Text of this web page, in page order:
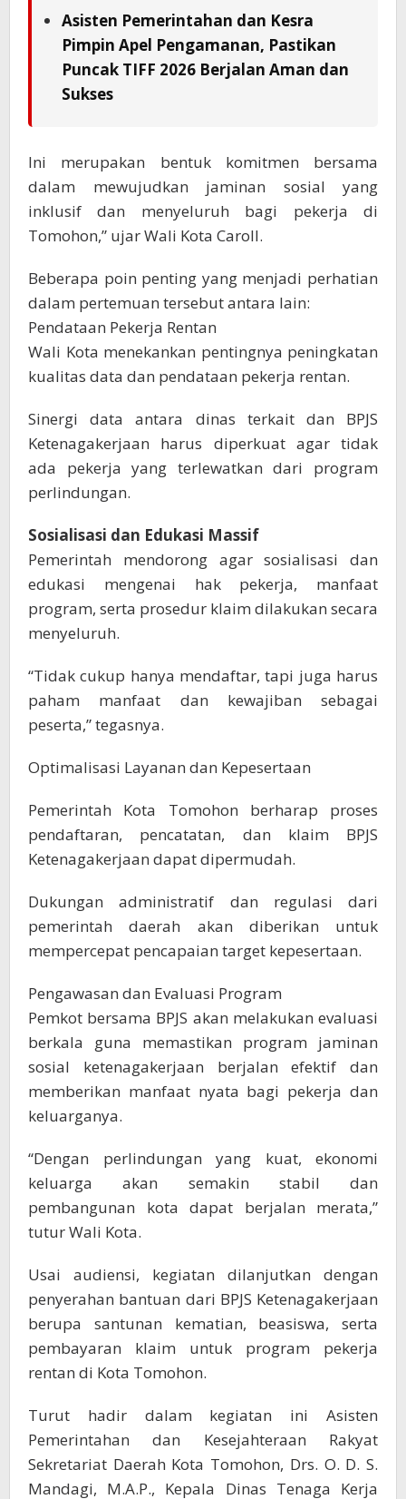
Asisten Pemerintahan dan Kesra
Pimpin Apel Pengamanan, Pastikan
Puncak TIFF 2026 Berjalan Aman dan
Sukses
Ini merupakan bentuk komitmen bersama
dalam mewujudkan jaminan sosial yang
inklusif dan menyeluruh bagi pekerja di
Tomohon,” ujar Wali Kota Caroll.
Beberapa poin penting yang menjadi perhatian
dalam pertemuan tersebut antara lain:
Pendataan Pekerja Rentan
Wali Kota menekankan pentingnya peningkatan
kualitas data dan pendataan pekerja rentan.
Sinergi data antara dinas terkait dan BPJS
Ketenagakerjaan harus diperkuat agar tidak
ada pekerja yang terlewatkan dari program
perlindungan.
Sosialisasi dan Edukasi Massif
Pemerintah mendorong agar sosialisasi dan
edukasi mengenai hak pekerja, manfaat
program, serta prosedur klaim dilakukan secara
menyeluruh.
“Tidak cukup hanya mendaftar, tapi juga harus
paham manfaat dan kewajiban sebagai
peserta,” tegasnya.
Optimalisasi Layanan dan Kepesertaan
Pemerintah Kota Tomohon berharap proses
pendaftaran, pencatatan, dan klaim BPJS
Ketenagakerjaan dapat dipermudah.
Dukungan administratif dan regulasi dari
pemerintah daerah akan diberikan untuk
mempercepat pencapaian target kepesertaan.
Pengawasan dan Evaluasi Program
Pemkot bersama BPJS akan melakukan evaluasi
berkala guna memastikan program jaminan
sosial ketenagakerjaan berjalan efektif dan
memberikan manfaat nyata bagi pekerja dan
keluarganya.
“Dengan perlindungan yang kuat, ekonomi
keluarga akan semakin stabil dan
pembangunan kota dapat berjalan merata,”
tutur Wali Kota.
Usai audiensi, kegiatan dilanjutkan dengan
penyerahan bantuan dari BPJS Ketenagakerjaan
berupa santunan kematian, beasiswa, serta
pembayaran klaim untuk program pekerja
rentan di Kota Tomohon.
Turut hadir dalam kegiatan ini Asisten
Pemerintahan dan Kesejahteraan Rakyat
Sekretariat Daerah Kota Tomohon, Drs. O. D. S.
Mandagi, M.A.P., Kepala Dinas Tenaga Kerja